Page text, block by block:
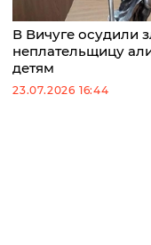
В Вичуге осудили
неплательщицу
детям
23.07.2026 16:44